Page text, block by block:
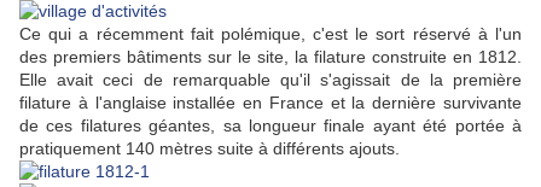
Ce qui a récemment fait polémique, c'est le sort réservé à l'un
des premiers bâtiments sur le site, la filature construite en 1812.
Elle avait ceci de remarquable qu'il s'agissait de la première
filature à l'anglaise installée en France et la dernière survivante
de ces filatures géantes, sa longueur finale ayant été portée à
pratiquement 140 mètres suite à différents ajouts.